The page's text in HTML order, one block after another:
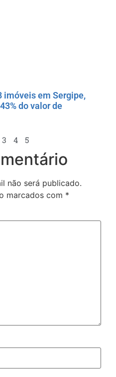
imóveis em Sergipe,
do valor de
3 4 5
não será publicado.
marcados com *